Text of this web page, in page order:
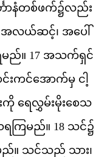
နတစဖက်၌​လည
အလယဆင့်၊ အပ
မည်။ 17 အသကရင
ငကငအကမ င
က ရလမမစသ
ရကမည်။ 18 သင်၌​
ည်။ သငသည သား၊